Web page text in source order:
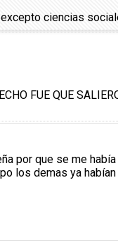
ciencias
FUE QUE
por que se me
los demas ya